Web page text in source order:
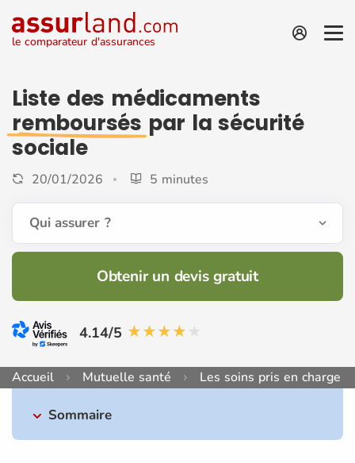
le comparateur d'assurances
Liste des médicaments
remboursés par la sécurité
sociale
20/01/2026 5 minutes
Qui assurer ?
Obtenir un devis gratuit
4.14/5
Accueil Mutuelle santé Les soins pris en charge
Sommaire